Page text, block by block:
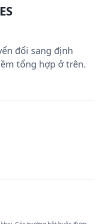
đổi sang định
tổng hợp ở trên.